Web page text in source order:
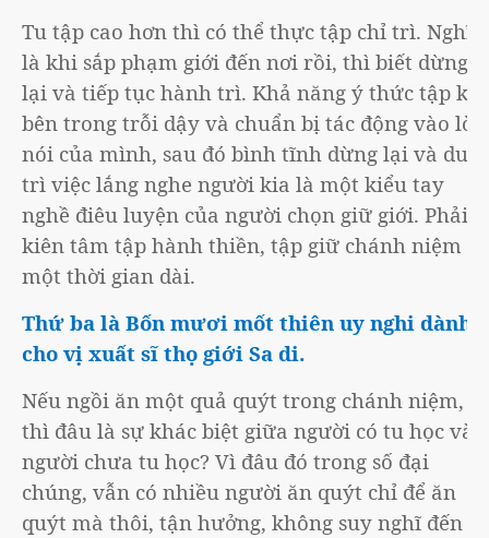
Tu tập cao hơn thì có thể thực tập chỉ trì. Nghĩa
là khi sắp phạm giới đến nơi rồi, thì biết dừng
lại và tiếp tục hành trì. Khả năng ý thức tập khí
bên trong trỗi dậy và chuẩn bị tác động vào lời
nói của mình, sau đó bình tĩnh dừng lại và duy
trì việc lắng nghe người kia là một kiểu tay
nghề điêu luyện của người chọn giữ giới. Phải
kiên tâm tập hành thiền, tập giữ chánh niệm
một thời gian dài.
Thứ ba là Bốn mươi mốt thiên uy nghi dành
cho vị xuất sĩ thọ giới Sa di.
Nếu ngồi ăn một quả quýt trong chánh niệm,
thì đâu là sự khác biệt giữa người có tu học và
người chưa tu học? Vì đâu đó trong số đại
chúng, vẫn có nhiều người ăn quýt chỉ để ăn
quýt mà thôi, tận hưởng, không suy nghĩ đến